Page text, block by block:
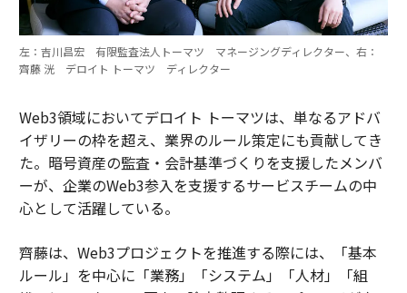
左：吉川昌宏 有限監査法人トーマツ マネージングディレクター、右：
齊藤 洸 デロイト トーマツ ディレクター
Web3領域においてデロイト トーマツは、単なるアドバ
イザリーの枠を超え、業界のルール策定にも貢献してき
た。暗号資産の監査・会計基準づくりを支援したメンバ
ーが、企業のWeb3参入を支援するサービスチームの中
心として活躍している。
齊藤は、Web3プロジェクトを推進する際には、「基本
ルール」を中心に「業務」「システム」「人材」「組